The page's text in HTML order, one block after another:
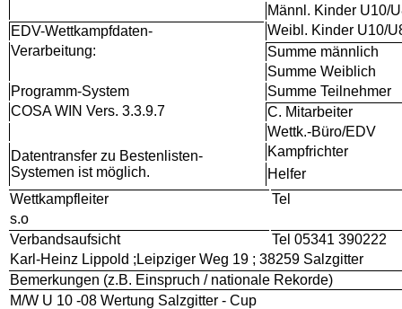
Männl. Kinder U10/
EDV-Wettkampfdaten-
Weibl. Kinder U10/
Verarbeitung:
Summe männlich
Summe Weiblich
Programm-System
Summe Teilnehmer
COSA WIN Vers. 3.3.9.7
C. Mitarbeiter
Wettk.-Büro/EDV
Datentransfer zu Bestenlisten-
Systemen ist möglich.
Kampfrichter
Helfer
Wettkampfleiter
Tel
s.o
Verbandsaufsicht
Tel 05341 390222
Karl-Heinz Lippold ;Leipziger Weg 19 ; 38259 Salzgitter
Bemerkungen (z.B. Einspruch / nationale Rekorde)
M/W U 10 -08 Wertung Salzgitter - Cup